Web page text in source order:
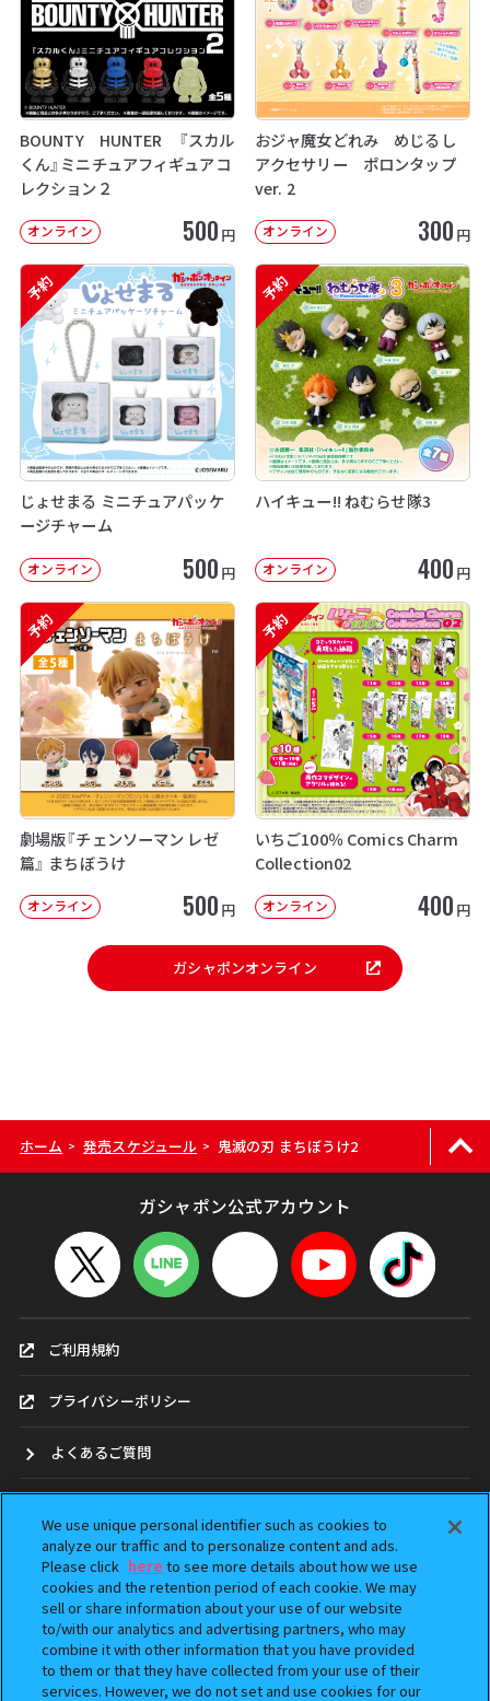
BOUNTY HUNTER 『スカル
くん』ミニチュアフィギュアコ
レクション２
オンライン 500 円
おジャ魔女どれみ めじるし
アクセサリー ポロンタップ
ver. 2
オンライン 300 円
予約
じょせまる ミニチュアパッケ
ージチャーム
オンライン 500 円
予約
ハイキュー!! ねむらせ隊3
オンライン 400 円
予約
劇場版『チェンソーマン レゼ
篇』 まちぼうけ
オンライン 500 円
予約
いちご100％ Comics Charm
Collection02
オンライン 400 円
ガシャポンオンライン
ホーム > 発売スケジュール > 鬼滅の刃 まちぼうけ2
ガシャポン公式アカウント
ご利用規約
プライバシーポリシー
よくあるご質問
ガシャポンどこ？
アンケート
ウェブアクセシビリティ方針
We use unique personal identifier such as cookies to
analyze our traffic and to personalize content and ads.
Please click here to see more details about how we use
cookies and the retention period of each cookie. We may
sell or share information about your use of our website
to/with our analytics and advertising partners, who may
combine it with other information that you have provided
to them or that they have collected from your use of their
services. However, we do not set and use cookies for our